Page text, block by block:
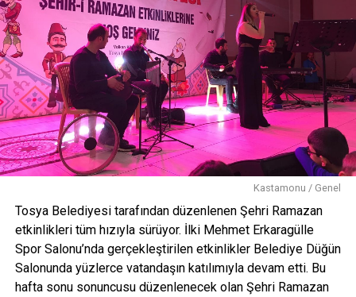
Kastamonu / Genel
Tosya Belediyesi tarafından düzenlenen Şehri Ramazan
etkinlikleri tüm hızıyla sürüyor. İlki Mehmet Erkaragülle
Spor Salonu’nda gerçekleştirilen etkinlikler Belediye Düğün
Salonunda yüzlerce vatandaşın katılımıyla devam etti. Bu
hafta sonu sonuncusu düzenlenecek olan Şehri Ramazan